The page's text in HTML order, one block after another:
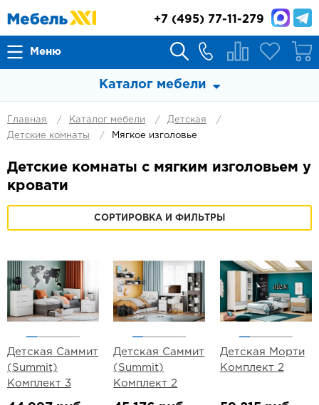
Меню
+7 (495) 77-11-279
Каталог мебели
Главная Каталог мебели
Детская
Детские комнаты
Мягкое изголовье
Детские комнаты с мягким изголовьем у
кровати
СОРТИРОВКА И ФИЛЬТРЫ
Детская Саммит
(Summit)
Комплект 3
Детская Саммит
(Summit)
Комплект 2
Детская Морти
Комплект 2